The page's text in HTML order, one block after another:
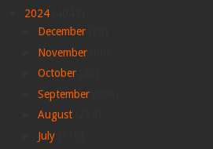
2024
December
November
October
September
August
July